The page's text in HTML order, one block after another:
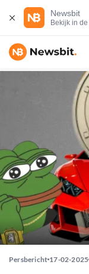
Newsbit
Bekijk in
Persbericht 17-02-2025